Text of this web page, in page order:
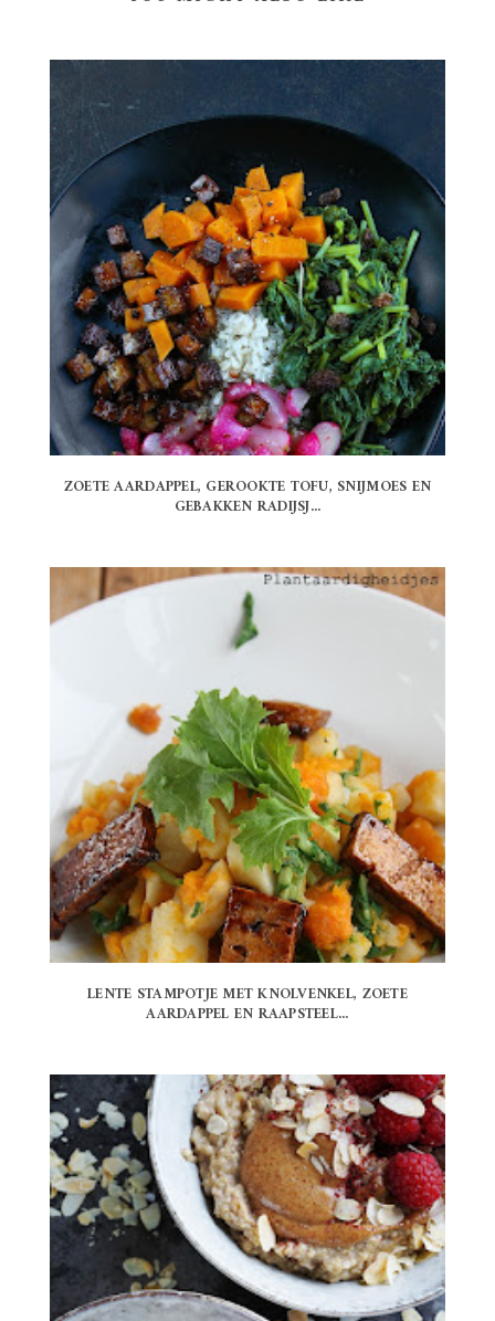
ZOETE AARDAPPEL, GEROOKTE TOFU, SNIJMOES EN
GEBAKKEN RADIJSJ...
LENTE STAMPOTJE MET KNOLVENKEL, ZOETE
AARDAPPEL EN RAAPSTEEL...